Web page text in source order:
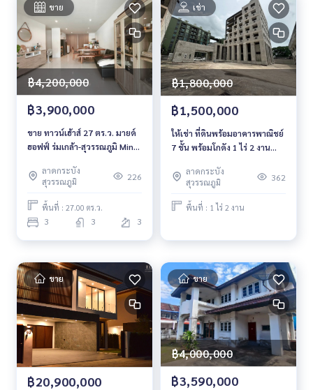
ขาย
฿4,200,000
฿3,900,000
ขาย ทาวน์เฮ้าส์ 27 ตร.ว. มายด์
ฮอฟฟ์ ร่มเกล้า-สุวรรณภูมิ Mind
ลาดกระบัง
สุวรรณภูมิ
226
พื้นที่ : 27.00 ตร.ว.
3 3 3
เช่า
฿1,800,000
฿1,500,000
ให้เช่า ที่ดินพร้อมอาคารพาณิชย์
7 ชั้น พร้อมโกดัง 1 ไร่ 2 งาน
ลาดกระบัง
สุวรรณภูมิ
362
พื้นที่ : 1 ไร่ 2 งาน
ขาย
฿20,900,000
ขาย
฿4,000,000
฿3,590,000